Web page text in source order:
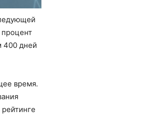
400 дней
время.